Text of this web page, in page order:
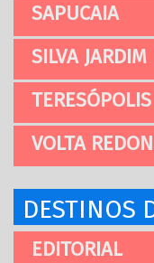
SAPUCAIA
SILVA JARDIM
TERESÓPOLIS
VOLTA
DESTINOS
EDITORIAL